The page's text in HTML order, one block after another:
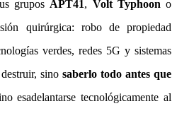
grupos APT41, Volt Typhoon o
quirúrgica: robo de propiedad
verdes, redes 5G y sistemas
sino saberlo todo antes que
esadelantarse tecnológicamente al